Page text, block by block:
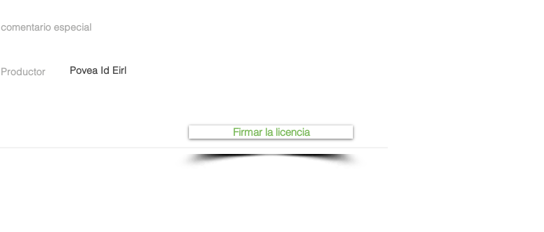
comentario especial
Productor Povea Id Eirl
Firmar la licencia